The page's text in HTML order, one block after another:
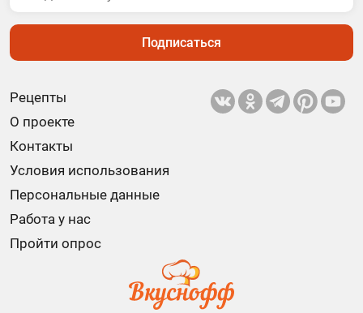
Рецепты
О проекте
Контакты
Условия использования
Персональные данные
Работа у нас
Пройти опрос
Подписаться